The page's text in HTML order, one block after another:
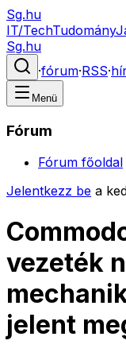
Sg.hu
IT/TechTudomány
Sg.hu
·fórum·RSS·
Menü
Fórum
Fórum főoldal
Jelentkezz be a
vezeték
jelent